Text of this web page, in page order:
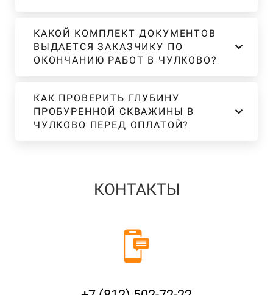
КАКОЙ КОМПЛЕКТ ДОКУМЕНТОВ
ВЫДАЕТСЯ ЗАКАЗЧИКУ ПО
ОКОНЧАНИЮ РАБОТ В ЧУЛКОВО?
КАК ПРОВЕРИТЬ ГЛУБИНУ
ПРОБУРЕННОЙ СКВАЖИНЫ В
ЧУЛКОВО ПЕРЕД ОПЛАТОЙ?
КОНТАКТЫ